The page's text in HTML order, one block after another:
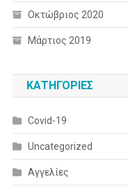
Οκτώβριος 2020
Μάρτιος 2019
KΑΤΗΓΟΡΊΕΣ
Covid-19
Uncategorized
Αγγελίες